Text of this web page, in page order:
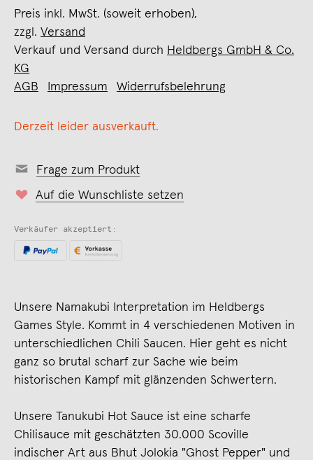
Preis inkl. MwSt. (soweit erhoben),
zzgl. Versand
Verkauf und Versand durch Heldbergs GmbH & Co.
KG
AGB
Impressum Widerrufsbelehrung
Derzeit leider ausverkauft.
Frage zum Produkt
Auf die Wunschliste setzen
Verkäufer akzeptiert:
Unsere Namakubi Interpretation im Heldbergs
Games Style. Kommt in 4 verschiedenen Motiven in
unterschiedlichen Chili Saucen. Hier geht es nicht
ganz so brutal scharf zur Sache wie beim
historischen Kampf mit glänzenden Schwertern.
Unsere Tanukubi Hot Sauce ist eine scharfe
Chilisauce mit geschätzten 30.000 Scoville
indischer Art aus Bhut Jolokia "Ghost Pepper" und